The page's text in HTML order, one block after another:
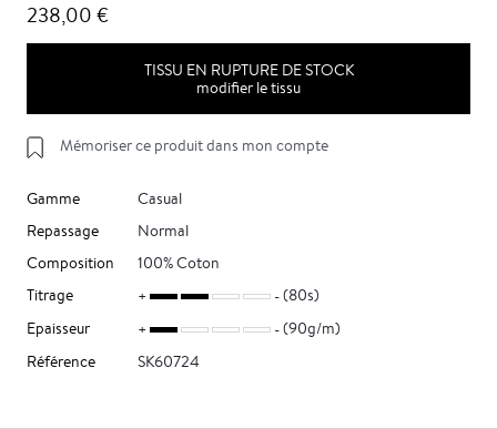
238,00 €
TISSU EN RUPTURE DE STOCK
modifier le tissu
Mémoriser ce produit dans mon compte
Gamme
Casual
Repassage
Normal
Composition
100% Coton
Titrage
(80s)
Epaisseur
(90g/m)
Référence
SK60724